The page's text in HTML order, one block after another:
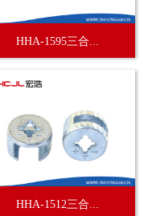
HHA-1595三合...
HHA-1512三合...